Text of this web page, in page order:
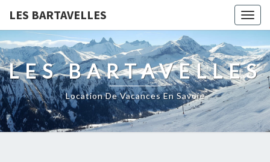
LES BARTAVELLES
LES BARTAVELLES
Location De Vacances En Savoie